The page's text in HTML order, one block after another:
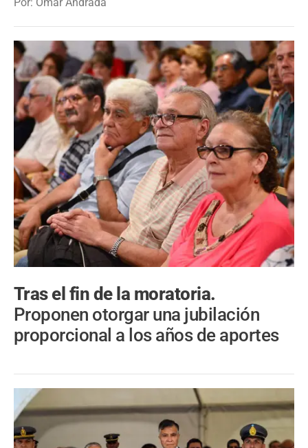
Tras el fin de la moratoria.
Proponen otorgar una jubilación
proporcional a los años de aportes